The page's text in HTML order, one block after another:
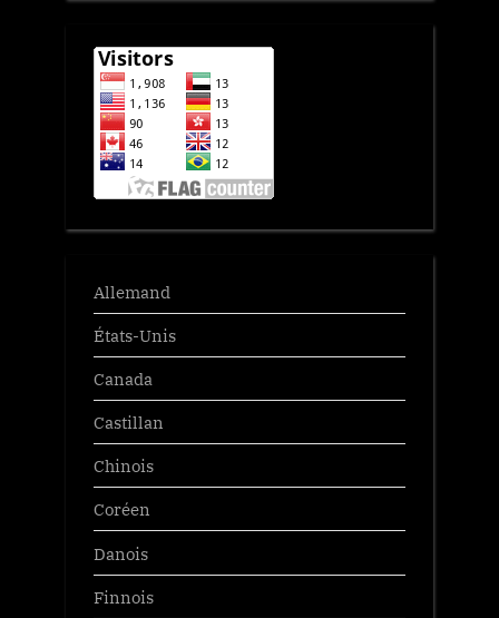
Allemand
États-Unis
Canada
Castillan
Chinois
Coréen
Danois
Finnois